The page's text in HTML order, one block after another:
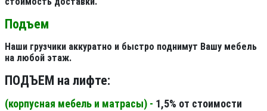
Подъем
Наши грузчики аккуратно и быстро поднимут Вашу мебель
на любой этаж.
ПОДЪЕМ на лифте:
(корпусная мебель и матрасы) - 1,5% от стоимости